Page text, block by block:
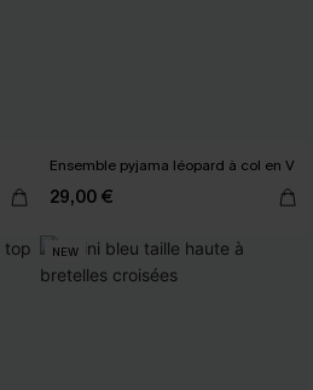
Ensemble pyjama léopard à col en V
29,00 €
NEW